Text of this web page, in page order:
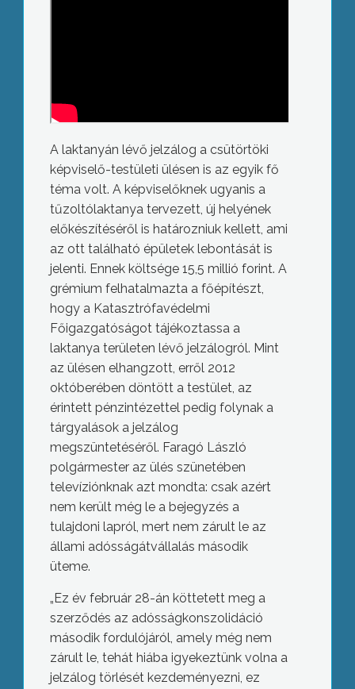
A laktanyán lévő jelzálog a csütörtöki
képviselő-testületi ülésen is az egyik fő
téma volt. A képviselőknek ugyanis a
tűzoltólaktanya tervezett, új helyének
előkészítéséről is határozniuk kellett, ami
az ott található épületek lebontását is
jelenti. Ennek költsége 15,5 millió forint. A
grémium felhatalmazta a főépítészt,
hogy a Katasztrófavédelmi
Főigazgatóságot tájékoztassa a
laktanya területen lévő jelzálogról. Mint
az ülésen elhangzott, erről 2012
októberében döntött a testület, az
érintett pénzintézettel pedig folynak a
tárgyalások a jelzálog
megszüntetéséről. Faragó László
polgármester az ülés szünetében
televíziónknak azt mondta: csak azért
nem került még le a bejegyzés a
tulajdoni lapról, mert nem zárult le az
állami adósságátvállalás második
üteme.
„Ez év február 28-án köttetett meg a
szerződés az adósságkonszolidáció
második fordulójáról, amely még nem
zárult le, tehát hiába igyekeztünk volna a
jelzálog törlését kezdeményezni, ez